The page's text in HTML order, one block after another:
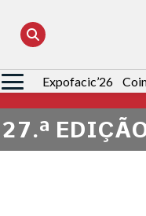
Pesquisar
por:
Expofacic’26
27.ª